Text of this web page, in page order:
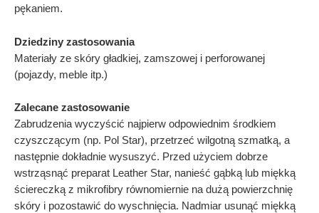
pękaniem.
Dziedziny zastosowania
Materiały ze skóry gładkiej, zamszowej i perforowanej
(pojazdy, meble itp.)
Zalecane zastosowanie
Zabrudzenia wyczyścić najpierw odpowiednim środkiem
czyszczącym (np. Pol Star), przetrzeć wilgotną szmatką, a
następnie dokładnie wysuszyć. Przed użyciem dobrze
wstrząsnąć preparat Leather Star, nanieść gąbką lub miękką
ściereczką z mikrofibry równomiernie na dużą powierzchnię
skóry i pozostawić do wyschnięcia. Nadmiar usunąć miękką